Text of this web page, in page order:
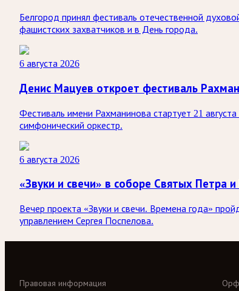
Белгород принял фестиваль отечественной
фашистских захватчиков и в День города.
6 августа 2026
Денис Мацуев откроет фестиваль
Фестиваль имени Рахманинова стартует 21
симфонический оркестр.
6 августа 2026
«Звуки и свечи» в соборе Святых Петра
Вечер проекта «Звуки и свечи. Времена года»
управлением Сергея Поспелова.
Правовая информация